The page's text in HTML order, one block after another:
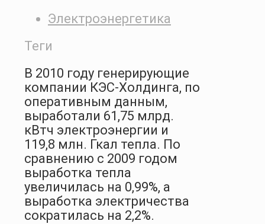
Электроэнергетика
Теги
В 2010 году генерирующие
компании КЭС-Холдинга, по
оперативным данным,
выработали 61,75 млрд.
кВтч электроэнергии и
119,8 млн. Гкал тепла. По
сравнению с 2009 годом
выработка тепла
увеличилась на 0,99%, а
выработка электричества
сократилась на 2,2%.